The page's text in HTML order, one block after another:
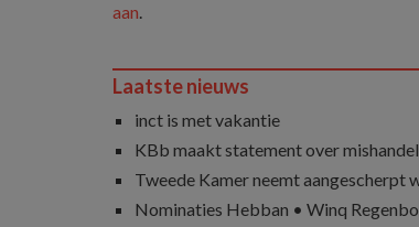
aan.
Laatste nieuws
inct is met vakantie
KBb maakt statement over
Tweede Kamer neemt aangescherpt
Nominaties Hebban • Winq